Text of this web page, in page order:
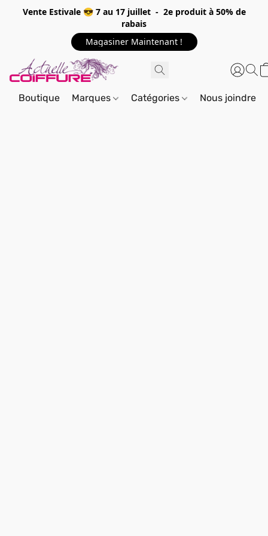
Vente Estivale 😎 7 au 17 juillet - 2e produit à 50% de
rabais
Magasiner Maintenant !
Boutique Marques Catégories Nous joindre